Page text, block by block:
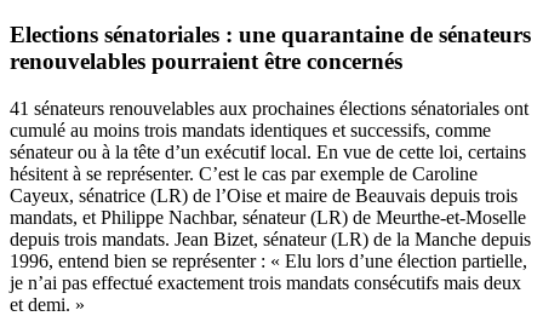
Elections sénatoriales : une quarantaine de sénateurs
renouvelables pourraient être concernés
41 sénateurs renouvelables aux prochaines élections sénatoriales ont
cumulé au moins trois mandats identiques et successifs, comme
sénateur ou à la tête d’un exécutif local. En vue de cette loi, certains
hésitent à se représenter. C’est le cas par exemple de Caroline
Cayeux, sénatrice (LR) de l’Oise et maire de Beauvais depuis trois
mandats, et Philippe Nachbar, sénateur (LR) de Meurthe-et-Moselle
depuis trois mandats. Jean Bizet, sénateur (LR) de la Manche depuis
1996, entend bien se représenter : « Elu lors d’une élection partielle,
je n’ai pas effectué exactement trois mandats consécutifs mais deux
et demi. »